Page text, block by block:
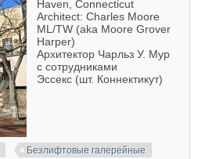
Haven, Connecticut
Architect: Charles Moore
ML/TW (aka Moore Grover
Harper)
Архитектор Чарльз У. Мур
с сотрудниками
Эссекс (шт. Коннектикут)
Безлифтовые галерейные